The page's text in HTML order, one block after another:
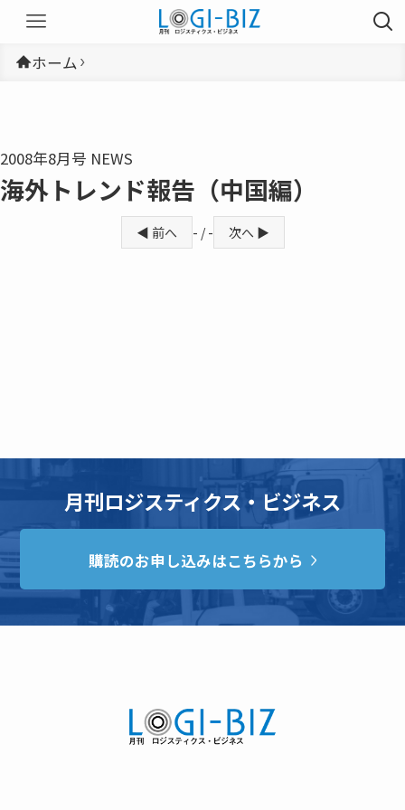
ホーム
2008年8月号 NEWS
海外トレンド報告（中国編）
◀ 前へ - / - 次へ ▶
月刊ロジスティクス・ビジネス
購読のお申し込みはこちらから